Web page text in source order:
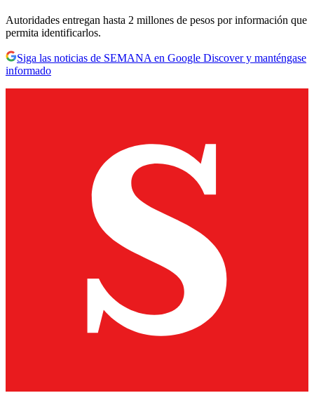
Autoridades entregan hasta 2 millones de pesos por información que
permita identificarlos.
Siga las noticias de SEMANA en Google Discover y manténgase
informado